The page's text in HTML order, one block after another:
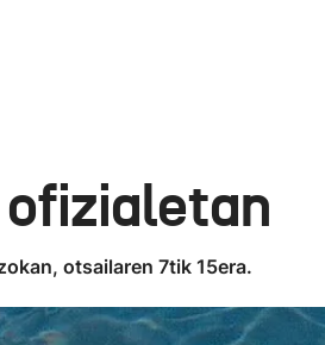
otsailaren 7tik 15era.